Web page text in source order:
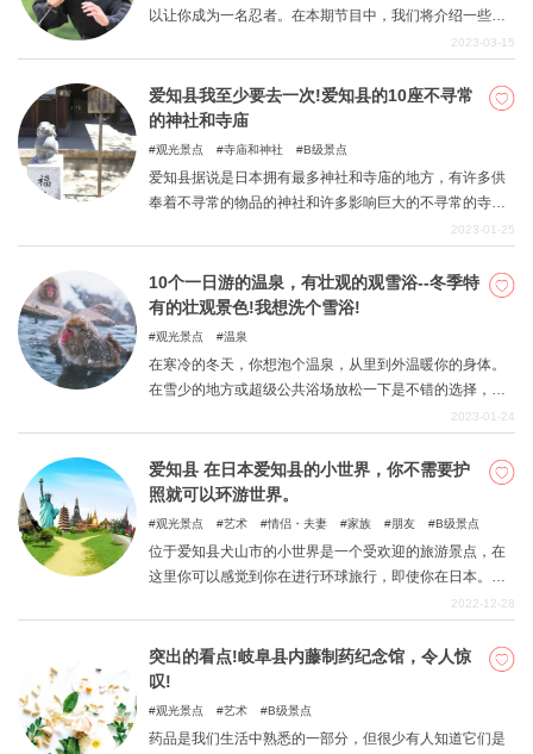
以让你成为一名忍者。在本期节目中，我们将介绍一些儿
童和成人都可以享受的忍者体验点!如果你将来要去三重
2023-03-15
爱知县我至少要去一次!爱知县的10座不寻常
的神社和寺庙
观光景点 寺庙和神社 B级景点
爱知县据说是日本拥有最多神社和寺庙的地方，有许多供
奉着不寻常的物品的神社和许多影响巨大的不寻常的寺
庙。本文介绍了爱知县一些最不寻常的神社和寺庙。2023-01-25
10个一日游的温泉，有壮观的观雪浴--冬季特
有的壮观景色!我想洗个雪浴!
观光景点 温泉
在寒冷的冬天，你想泡个温泉，从里到外温暖你的身体。
在雪少的地方或超级公共浴场放松一下是不错的选择，但
如果你去麻烦的话，为什么不享受一下只有在冬天才能享
验。这里有10个雪地浴场，你可以在一日游中享受，无需
过夜。
2023-01-24
爱知县 在日本爱知县的小世界，你不需要护
照就可以环游世界。
观光景点 艺术 情侣・夫妻 家族 朋友 B级景点
位于爱知县犬山市的小世界是一个受欢迎的旅游景点，在
这里你可以感觉到你在进行环球旅行，即使你在日本。本
文介绍了小世界的亮点和推荐的课程，让人倍感乐趣。
2022-12-28
突出的看点!岐阜县内藤制药纪念馆，令人惊
叹!
观光景点 艺术 B级景点
药品是我们生活中熟悉的一部分，但很少有人知道它们是